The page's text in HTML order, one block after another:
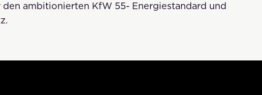
ambitionierten KfW 55- Energiestandard und